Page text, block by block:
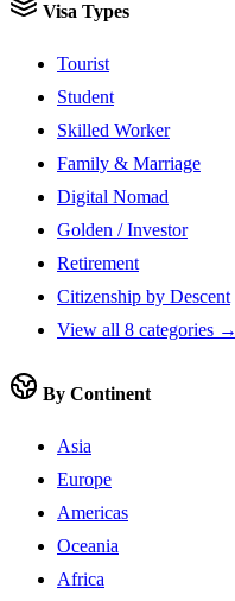
Visa Types
Tourist
Student
Skilled Worker
Family & Marriage
Digital Nomad
Golden / Investor
Retirement
Citizenship by Descent
View all 8 categories →
By Continent
Asia
Europe
Americas
Oceania
Africa